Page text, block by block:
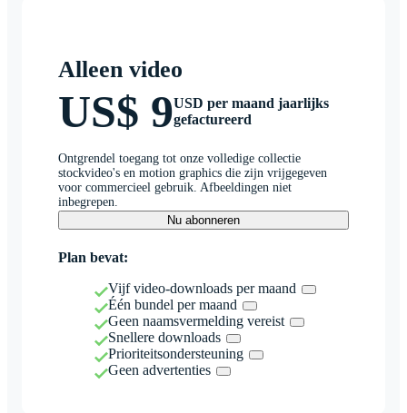
Alleen video
US$ 9USD per maand jaarlijks
gefactureerd
Ontgrendel toegang tot onze volledige collectie
stockvideo's en motion graphics die zijn vrijgegeven
voor commercieel gebruik. Afbeeldingen niet
inbegrepen.
Nu abonneren
Plan bevat:
Vijf video-downloads per maand
Één bundel per maand
Geen naamsvermelding vereist
Snellere downloads
Prioriteitsondersteuning
Geen advertenties